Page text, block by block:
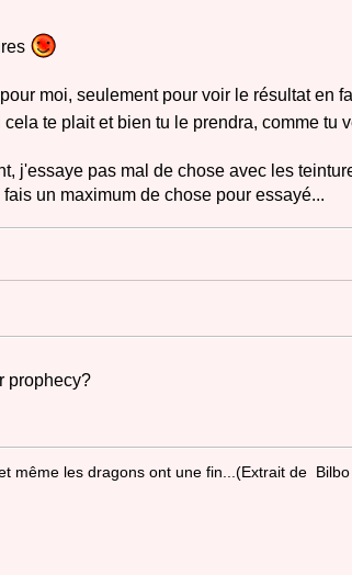
moi, seulement pour voir le résultat en
te plait et bien tu le prendra, comme tu
j'essaye pas mal de chose avec les
un maximum de chose pour essayé...
prophecy?
même les dragons ont une fin...(Extrait de